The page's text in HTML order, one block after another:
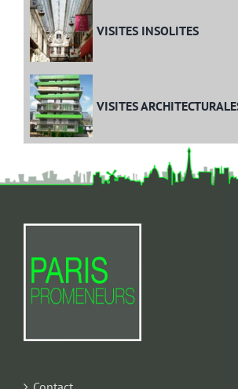
VISITES INSOLITES
VISITES